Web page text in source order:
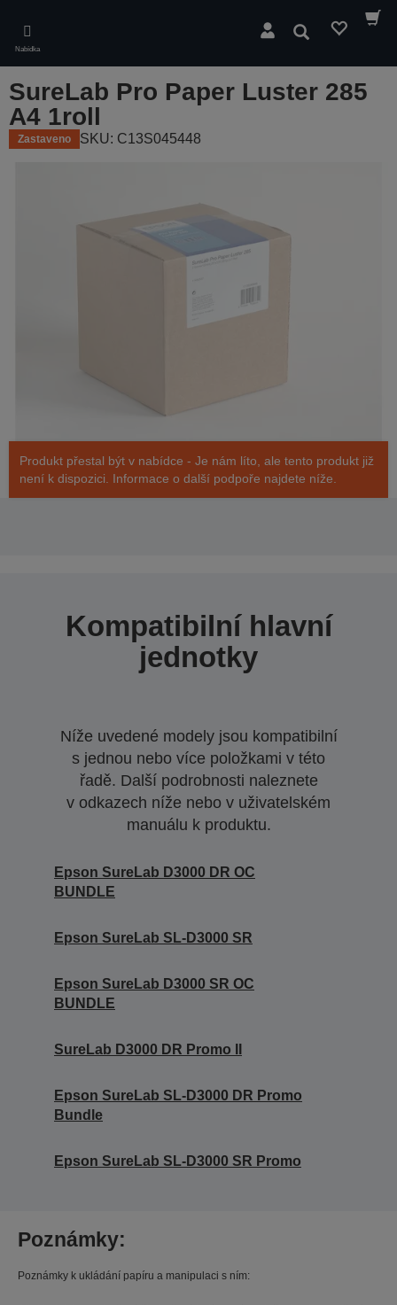
main
content
Nabídka
Hledat
SureLab Pro Paper Luster 285
A4 1roll
Zastaveno SKU: C13S045448
Produkt přestal být v nabídce - Je nám líto, ale tento produkt již
není k dispozici. Informace o další podpoře najdete níže.
Kompatibilní hlavní
jednotky
Níže uvedené modely jsou kompatibilní
s jednou nebo více položkami v této
řadě. Další podrobnosti naleznete
v odkazech níže nebo v uživatelském
manuálu k produktu.
Epson SureLab D3000 DR OC
BUNDLE
Epson SureLab SL-D3000 SR
Epson SureLab D3000 SR OC
BUNDLE
SureLab D3000 DR Promo II
Epson SureLab SL-D3000 DR Promo
Bundle
Epson SureLab SL-D3000 SR Promo
Poznámky:
Poznámky k ukládání papíru a manipulaci s ním: